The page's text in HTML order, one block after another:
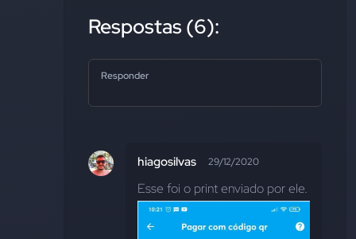
Respostas (6):
Responder
hiagosilvas 29/12/2020
Esse foi o print enviado por ele.